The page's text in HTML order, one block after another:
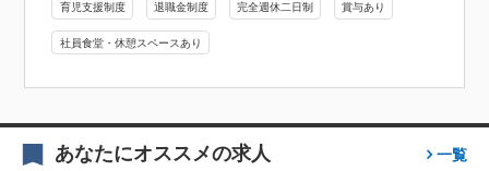
育児支援制度 退職金制度 完全週休二日制 賞与あり
社員食堂・休憩スペースあり
あなたにオススメの求人 一覧